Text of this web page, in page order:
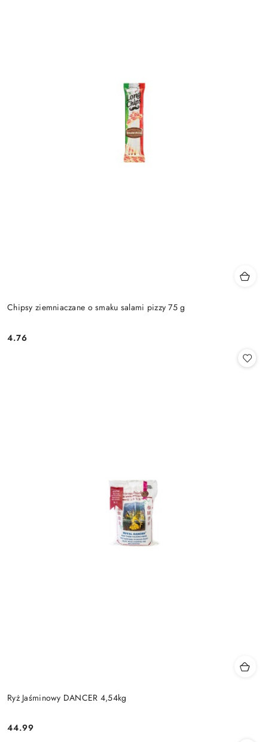
Chipsy ziemniaczane o smaku salami pizzy 75 g
Cena:
4.76
Ryż Jaśminowy DANCER 4,54kg
Cena:
44.99